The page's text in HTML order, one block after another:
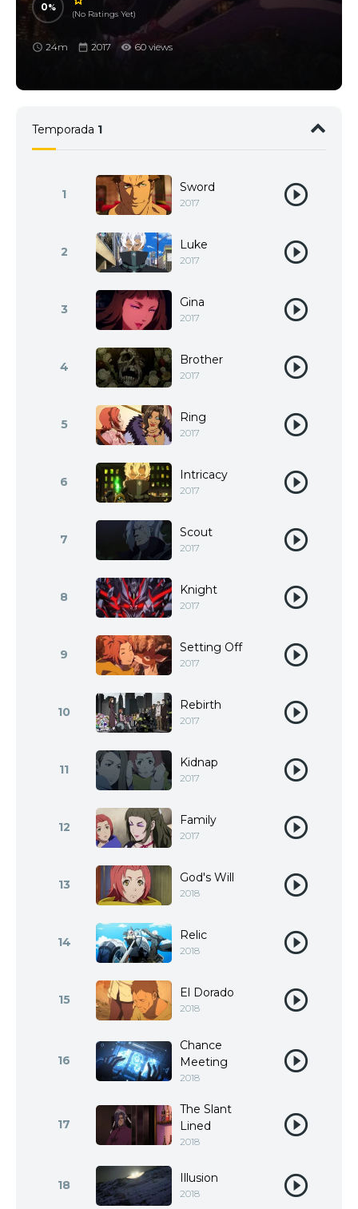
0
(No Ratings Yet)
24m 2017 60 views
Temporada 1
1 Sword
2017
2 Luke
2017
3 Gina
2017
4 Brother
2017
5 Ring
2017
6 Intricacy
2017
7 Scout
2017
8 Knight
2017
9 Setting Off
2017
10 Rebirth
2017
11 Kidnap
2017
12 Family
2017
13 God's Will
2018
14 Relic
2018
15 El Dorado
2018
16
Chance
Meeting
2018
17
The Slant
Lined
2018
18 Illusion
2018